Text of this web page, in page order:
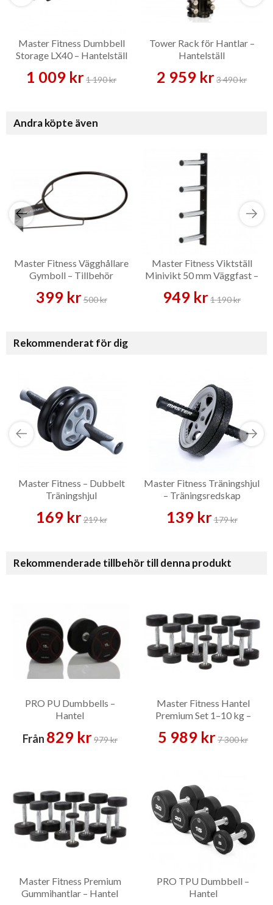
Master Fitness Dumbbell
Storage LX40 – Hantelställ
1 009 kr1 190 kr
Tower Rack för Hantlar –
Hantelställ
2 959 kr3 490 kr
Andra köpte även
Master Fitness Vägghållare
Gymboll – Tillbehör
399 kr500 kr
Master Fitness Viktställ
Minivikt 50 mm Väggfast –
949 kr1 190 kr
Rekommenderat för dig
Master Fitness – Dubbelt
Träningshjul
169 kr219 kr
Master Fitness Träningshjul
– Träningsredskap
139 kr179 kr
Rekommenderade tillbehör till denna produkt
PRO PU Dumbbells –
Hantel
Från 829 kr979 kr
Master Fitness Hantel
Premium Set 1–10 kg –
5 989 kr7 300 kr
Master Fitness Premium
Gummihantlar – Hantel
PRO TPU Dumbbell –
Hantel